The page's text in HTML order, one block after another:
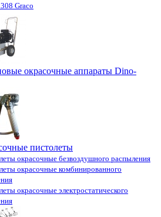
Graco
окрасочные аппараты Dino-
пистолеты
окрасочные безвоздушного распыления
окрасочные комбинированного
окрасочные электростатического